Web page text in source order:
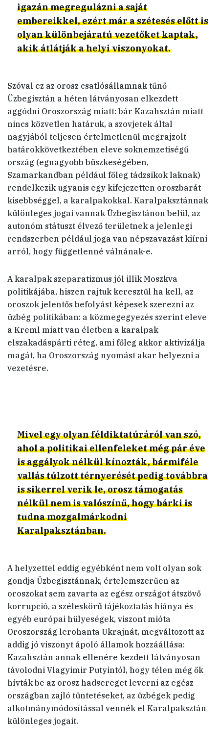
igazán megregulázni a saját
embereikkel, ezért már a szétesés előtt is
olyan különbejáratú vezetőket kaptak,
akik átlátják a helyi viszonyokat.
Szóval ez az orosz csatlósállamnak tűnő
Üzbegisztán a héten látványosan elkezdett
aggódni Oroszország miatt: bár Kazahsztán miatt
nincs közvetlen határuk, a szovjetek által
nagyjából teljesen értelmetlenül megrajzolt
határokkövetkeztében eleve soknemzetiségű
ország (egnagyobb büszkeségében,
Szamarkandban például főleg tádzsikok laknak)
rendelkezik ugyanis egy kifejezetten oroszbarát
kisebbséggel, a karalpakokkal. Karalpaksztánnak
különleges jogai vannak Üzbegisztánon belül, az
autonóm státuszt élvező területnek a jelenlegi
rendszerben például joga van népszavazást kiírni
arról, hogy függetlenné válnának-e.
A karalpak szeparatizmus jól illik Moszkva
politikájába, hiszen rajtuk keresztül ha kell, az
oroszok jelentős befolyást képesek szerezni az
üzbég politikában: a közmegegyezés szerint eleve
a Kreml miatt van életben a karalpak
elszakadáspárti réteg, ami főleg akkor aktivizálja
magát, ha Oroszország nyomást akar helyezni a
vezetésre.
Mivel egy olyan féldiktatúráról van szó,
ahol a politikai ellenfeleket még pár éve
is aggályok nélkül kínozták, bármiféle
vallás túlzott térnyerését pedig továbbra
is sikerrel verik le, orosz támogatás
nélkül nem is valószínű, hogy bárki is
tudna mozgalmárkodni
Karalpaksztánban.
A helyzettel eddig egyébként nem volt olyan sok
gondja Üzbegisztánnak, értelemszerűen az
oroszokat sem zavarta az egész országot átszövő
korrupció, a széleskörű tájékoztatás hiánya és
egyéb európai hülyeségek, viszont mióta
Oroszország lerohanta Ukrajnát, megváltozott az
addig jó viszonyt ápoló államok hozzáállása:
Kazahsztán annak ellenére kezdett látványosan
távolodni Vlagyimir Putyintól, hogy télen még ők
hívták be az orosz hadsereget leverni az egész
országban zajló tüntetéseket, az üzbégek pedig
alkotmánymódosítással vennék el Karalpaksztán
különleges jogait.